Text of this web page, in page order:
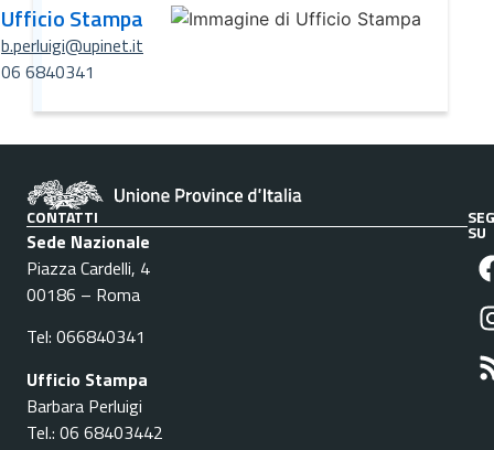
Ufficio Stampa
b.perluigi@upinet.it
06 6840341
CONTATTI
Sede Nazionale
Piazza Cardelli, 4
00186 – Roma
Tel: 066840341
Ufficio Stampa
Barbara Perluigi
Tel.: 06 68403442
SU